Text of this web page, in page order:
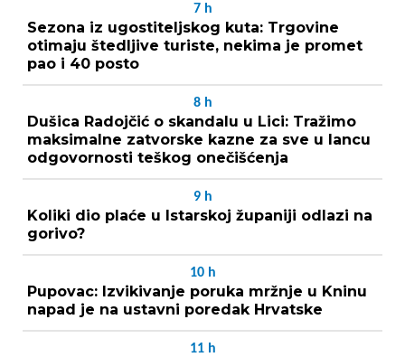
7 h
Sezona iz ugostiteljskog kuta: Trgovine
otimaju štedljive turiste, nekima je promet
pao i 40 posto
8 h
Dušica Radojčić o skandalu u Lici: Tražimo
maksimalne zatvorske kazne za sve u lancu
odgovornosti teškog onečišćenja
9 h
Koliki dio plaće u Istarskoj županiji odlazi na
gorivo?
10 h
Pupovac: Izvikivanje poruka mržnje u Kninu
napad je na ustavni poredak Hrvatske
11 h